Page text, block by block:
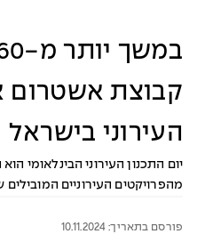
קבוצת אשטרום
העירוני בישראל
יום התכנון העירוני הבינלאומי
מהפרויקטים העירוניים המובילים
פורסם בתאריך: 10.11.2024